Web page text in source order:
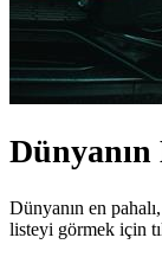
Dünyanın
Dünyanın en
listeyi görmek için